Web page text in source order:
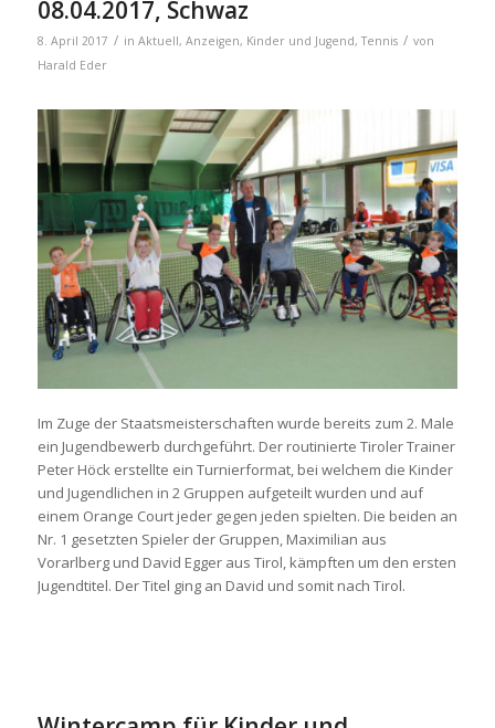
08.04.2017, Schwaz
8. April 2017 / in Aktuell, Anzeigen, Kinder und Jugend,Tennis / von
Harald Eder
Im Zuge der Staatsmeisterschaften wurde bereits zum 2. Male
ein Jugendbewerb durchgeführt. Der routinierte Tiroler Trainer
Peter Höck erstellte ein Turnierformat, bei welchem die Kinder
und Jugendlichen in 2 Gruppen aufgeteilt wurden und auf
einem Orange Court jeder gegen jeden spielten. Die beiden an
Nr. 1 gesetzten Spieler der Gruppen, Maximilian aus
Vorarlberg und David Egger aus Tirol, kämpften um den ersten
Jugendtitel. Der Titel ging an David und somit nach Tirol.